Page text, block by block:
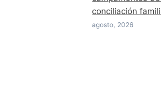
conciliación
agosto, 2026